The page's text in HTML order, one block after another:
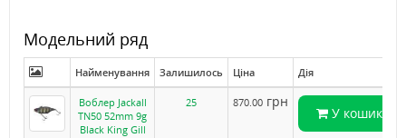
Модельний ряд
Найменування Залишилось Ціна Дія
Воблер Jackall
TN50 52mm 9g
Black King Gill
25 870.00 грн
У кошик